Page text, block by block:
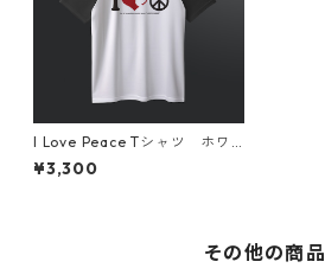
I Love Peace Tシャツ ホワ
イト×ブラック
¥3,300
その他の商品